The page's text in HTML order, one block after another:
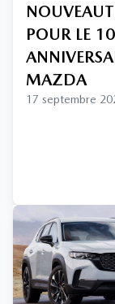
POUR LE
MAZDA
17 septembre